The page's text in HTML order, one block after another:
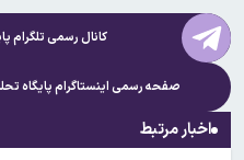
کانال رسمی تلگرام
صفحه رسمی اینستاگرام پایگاه
اخبار مرتبط